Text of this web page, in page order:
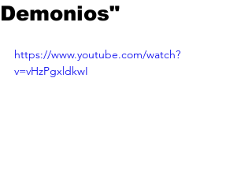
Demonios"
https://www.youtube.com/watch?
v=vHzPgxldkwI